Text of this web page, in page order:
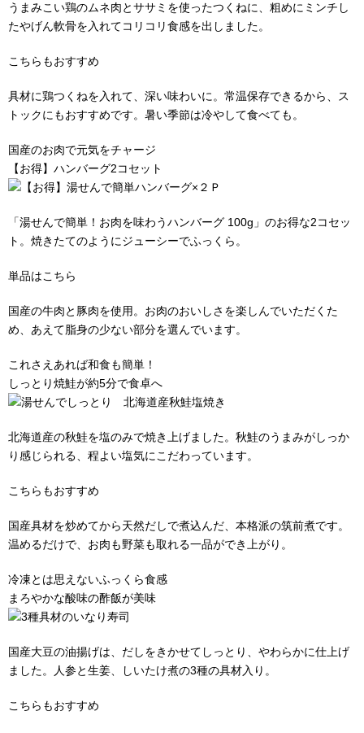
うまみこい鶏のムネ肉とササミを使ったつくねに、粗めにミンチし
たやげん軟骨を入れてコリコリ食感を出しました。
こちらもおすすめ
具材に鶏つくねを入れて、深い味わいに。常温保存できるから、ス
トックにもおすすめです。暑い季節は冷やして食べても。
国産のお肉で元気をチャージ
【お得】ハンバーグ2コセット
「湯せんで簡単！お肉を味わうハンバーグ 100g」のお得な2コセッ
ト。焼きたてのようにジューシーでふっくら。
単品はこちら
国産の牛肉と豚肉を使用。お肉のおいしさを楽しんでいただくた
め、あえて脂身の少ない部分を選んでいます。
これさえあれば和食も簡単！
しっとり焼鮭が約5分で食卓へ
北海道産の秋鮭を塩のみで焼き上げました。秋鮭のうまみがしっか
り感じられる、程よい塩気にこだわっています。
こちらもおすすめ
国産具材を炒めてから天然だしで煮込んだ、本格派の筑前煮です。
温めるだけで、お肉も野菜も取れる一品ができ上がり。
冷凍とは思えないふっくら食感
まろやかな酸味の酢飯が美味
国産大豆の油揚げは、だしをきかせてしっとり、やわらかに仕上げ
ました。人参と生姜、しいたけ煮の3種の具材入り。
こちらもおすすめ